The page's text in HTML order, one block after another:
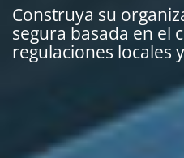
Construya su
segura basada en el
regulaciones locales